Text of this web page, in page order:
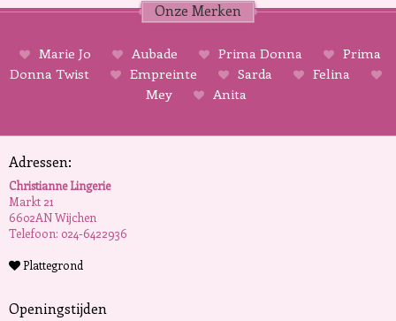
Onze Merken
Marie Jo Aubade Prima Donna
Prima
Donna Twist
Empreinte Sarda
Felina
Mey
Anita
Adressen:
Christianne Lingerie
Markt 21
6602AN Wijchen
Telefoon: 024-6422936
Plattegrond
Openingstijden